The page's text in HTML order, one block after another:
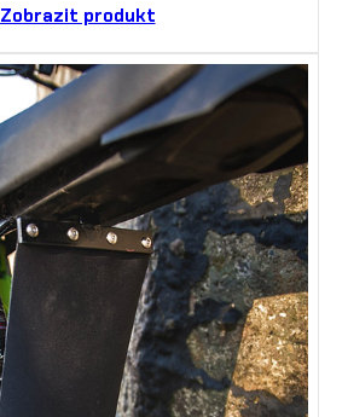
Zobrazit produkt